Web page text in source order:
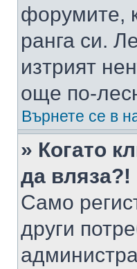
форумите,
ранга си.
изтрият
още по-
Върнете се в
» Когато
да вляза?!
Само
други